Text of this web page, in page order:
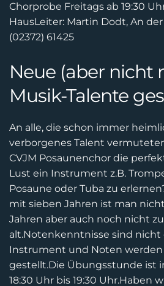
Chorprobe Freitags ab 19:30
HausLeiter: Martin Dodt, An der
(02372) 61425
Neue (aber nicht
Musik-Talente
An alle, die schon immer
verborgenes Talent
CVJM Posaunenchor die
Lust ein Instrument z.B.
Posaune oder Tuba zu
mit sieben Jahren ist man
Jahren aber auch noch nicht zu
alt.Notenkenntnisse sind nicht
Instrument und Noten werden
gestellt.Die Übungsstunde ist
18:30 Uhr bis 19:30 Uhr.Haben